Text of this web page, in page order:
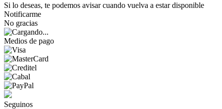
Si lo deseas, te podemos avisar cuando vuelva a estar disponible
Notificarme
No gracias
Medios de pago
Seguinos